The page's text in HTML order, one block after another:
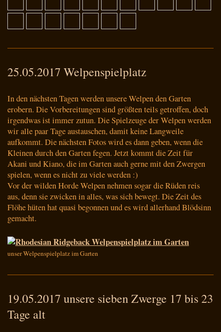
25.05.2017 Welpenspielplatz
In den nächsten Tagen werden unsere Welpen den Garten
erobern. Die Vorbereitungen sind größten teils getroffen, doch
irgendwas ist immer zutun. Die Spielzeuge der Welpen werden
wir alle paar Tage austauschen, damit keine Langweile
aufkommt. Die nächsten Fotos wird es dann geben, wenn die
Kleinen durch den Garten fegen. Jetzt kommt die Zeit für
Akani und Kiano, die im Garten auch gerne mit den Zwergen
spielen, wenn es nicht zu viele werden :)
Vor der wilden Horde Welpen nehmen sogar die Rüden reis
aus, denn sie zwicken in alles, was sich bewegt. Die Zeit des
Flöhe hüten hat quasi begonnen und es wird allerhand Blödsinn
gemacht.
unser Welpenspielplatz im Garten
19.05.2017 unsere sieben Zwerge 17 bis 23
Tage alt